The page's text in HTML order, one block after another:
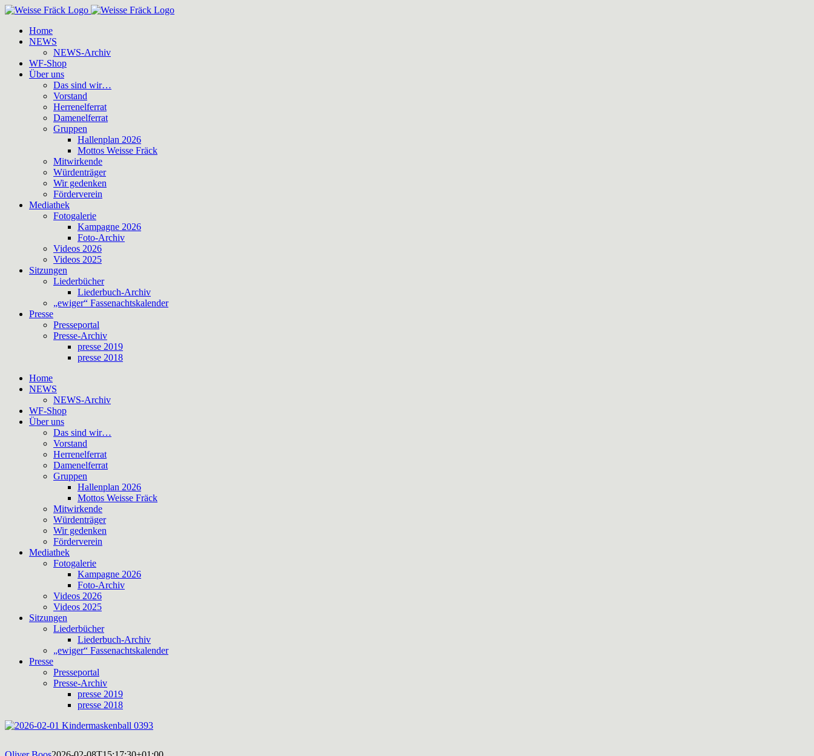
Zum
springenHome
NEWS
NEWS-Archiv
WF-Shop
Über uns
Das sind wir…
Vorstand
Herrenelferrat
Damenelferrat
Gruppen
Hallenplan 2026
Mottos Weisse Fräck
Mitwirkende
Würdenträger
Wir gedenken
Förderverein
Mediathek
Fotogalerie
Kampagne 2026
Foto-Archiv
Videos 2026
Videos 2025
Sitzungen
Liederbücher
Liederbuch-Archiv
„ewiger“ Fassenachtskalender
Presse
Presseportal
Presse-Archiv
presse 2019
presse 2018
Home
NEWS
NEWS-Archiv
WF-Shop
Über uns
Das sind wir…
Vorstand
Herrenelferrat
Damenelferrat
Gruppen
Hallenplan 2026
Mottos Weisse Fräck
Mitwirkende
Würdenträger
Wir gedenken
Förderverein
Mediathek
Fotogalerie
Kampagne 2026
Foto-Archiv
Videos 2026
Videos 2025
Sitzungen
Liederbücher
Liederbuch-Archiv
„ewiger“ Fassenachtskalender
Presse
Presseportal
Presse-Archiv
presse 2019
presse 2018